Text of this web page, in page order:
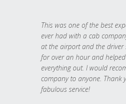
This was one of the best
ever had with a cab
at the airport and the driver
for over an hour and
everything out. I would
company to anyone. Thank
fabulous service!